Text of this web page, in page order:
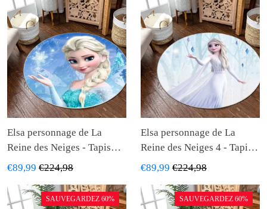
Elsa personnage de La
Reine des Neiges - Tapis
rond, Tapis
€89,99 €224,98
Elsa personnage de La
Reine des Neiges 4 - Tapis
rond, Tapis
€89,99 €224,98
SAUVEGARDEZ 60% SAUVEGARDEZ 60%